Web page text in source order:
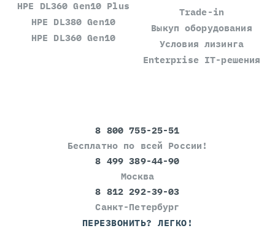
HPE DL360 Gen10 Plus
HPE DL380 Gen10
HPE DL360 Gen10
Trade-in
Выкуп оборудования
Условия лизинга
Enterprise IT-решения
8 800 755-25-51
Бесплатно по всей России!
8 499 389-44-90
Москва
8 812 292-39-03
Санкт-Петербург
ПЕРЕЗВОНИТЬ? ЛЕГКО!